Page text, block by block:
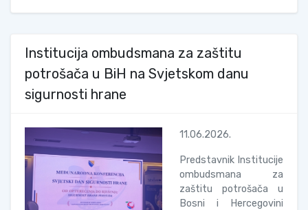
Institucija ombudsmana za zaštitu
potrošača u BiH na Svjetskom danu
sigurnosti hrane
11.06.2026.
Predstavnik Institucije
ombudsmana za
zaštitu potrošača u
Bosni i Hercegovini